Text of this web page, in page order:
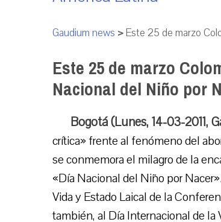
Gaudium news >Este 25 de marzo
Este 25 de marzo
Nacional del Niño por
Bogotá (Lunes, 14-03-2011,
crítica» frente al fenómeno del
se conmemora el milagro de la
«Día Nacional del Niño por
Vida y Estado Laical de la
también, al Día Internacional de la